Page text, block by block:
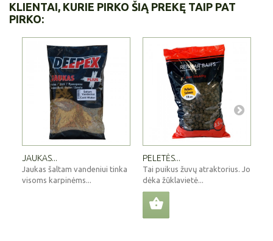
KLIENTAI, KURIE PIRKO ŠIĄ PREKĘ TAIP PAT
PIRKO:
JAUKAS...
Jaukas šaltam vandeniui tinka
visoms karpinėms...
PELETĖS...
Tai puikus žuvų atraktorius. Jo
dėka žūklavietė...